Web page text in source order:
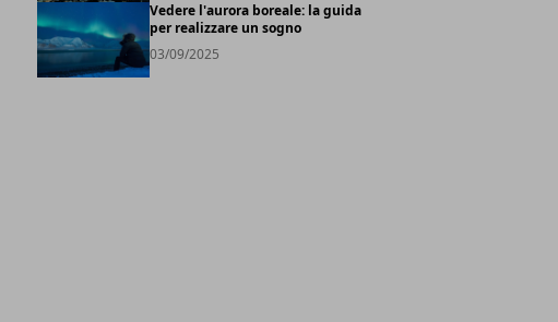
Vedere l'aurora boreale: la guida
per realizzare un sogno
03/09/2025